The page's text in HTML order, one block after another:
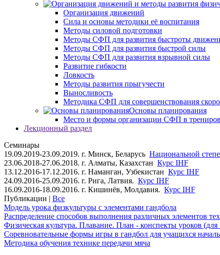
Организация движений
Сила и основы методики её воспитания
Методы силовой подготовки
Методы СФП для развития быстроты
Методы СФП для развития быстрой силы
Методы СФП для развития взрывной силы
Развитие гибкости
Ловкость
Методы развития прыгучести
Выносливость
Методика СФП для совершенствования
Основы планирования
Место и формы организации СФП в
Лекционный раздел
Семинары
19.09.2019-23.09.2019. г. Минск, Беларусь Национальной
23.06.2018-27.06.2018. г. Алматы, Казахстан Курс IHF
13.12.2016-17.12.2016. г. Наманган, Узбекистан Курс IHF
24.09.2016-25.09.2016. г. Рига, Латвия. Курс IHF
16.09.2016-18.09.2016. г. Кишинёв, Молдавия. Курс IHF
Публикации | Все
Модель урока физкультуры с элементами гандбола
Распределение способов выполнения различных элементов
Физическая культура. Плавание. План - конспекты уроков
Соревновательные формы игры в гандбол для учащихся
Методика обучения технике передачи мяча